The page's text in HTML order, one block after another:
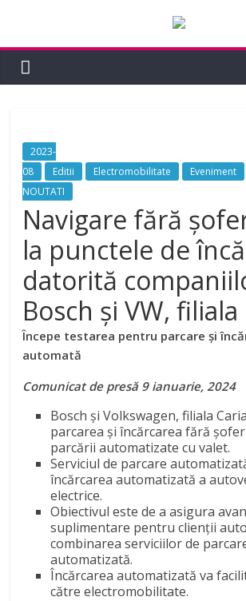
2023-
08
Editii Electromobilitate Eveniment
NOUTATI
Navigare fără
la punctele de
datorită
Bosch și VW, filiala
Începe testarea pentru parcare și
automată
Comunicat de presă 9 ianuarie, 2024
Bosch și Volkswagen, filiala
parcarea și încărcarea fără
parcării automatizate cu valet.
Serviciul de parcare
încărcarea automatizată a
electrice.
Obiectivul este de a asigura
suplimentare pentru clienții
combinarea serviciilor de
automatizată.
Încărcarea automatizată va
către electromobilitate.